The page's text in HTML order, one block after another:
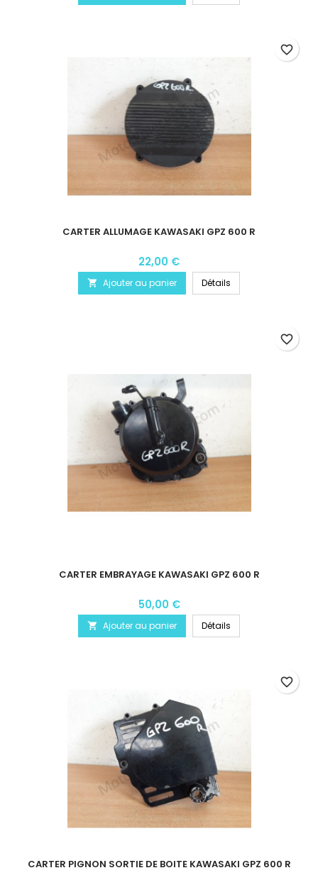
CARTER ALLUMAGE KAWASAKI GPZ 600 R
22,00 €
 Ajouter au panier Détails
favorite_border
CARTER EMBRAYAGE KAWASAKI GPZ 600 R
50,00 €
 Ajouter au panier Détails
favorite_border
CARTER PIGNON SORTIE DE BOITE KAWASAKI GPZ 600 R
favorite_border